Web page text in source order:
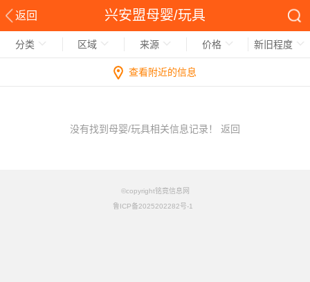
返回 兴安盟母婴/玩具
分类 区域 来源 价格 新旧程度
查看附近的信息
没有找到母婴/玩具相关信息记录！ 返回
©copyright铭竟信息网
鲁ICP备2025202282号-1